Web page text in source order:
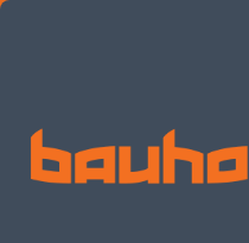
AIAMÖÖBLIKOMPLEKT